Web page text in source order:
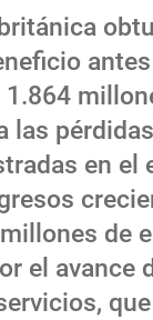
las
en el
de
el avance
que